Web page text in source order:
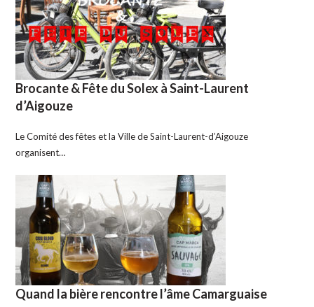
Brocante & Fête du Solex à Saint-Laurent
d’Aigouze
Le Comité des fêtes et la Ville de Saint-Laurent-d’Aigouze
organisent…
Quand la bière rencontre l’âme Camarguaise